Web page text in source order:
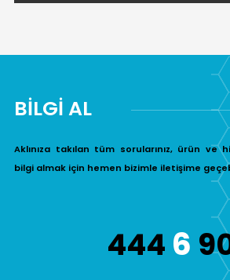
BİLGİ AL
Aklınıza takılan tüm sorularınız, ürün ve
bilgi almak için hemen bizimle iletişime
444 6